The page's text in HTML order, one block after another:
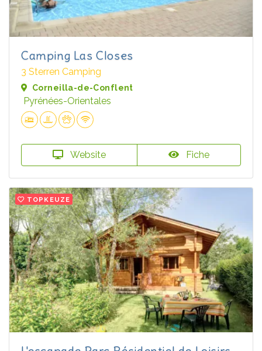
Camping Las Closes
3 Sterren Camping
Corneilla-de-Conflent
Pyrénées-Orientales
Website Fiche
TOPKEUZE